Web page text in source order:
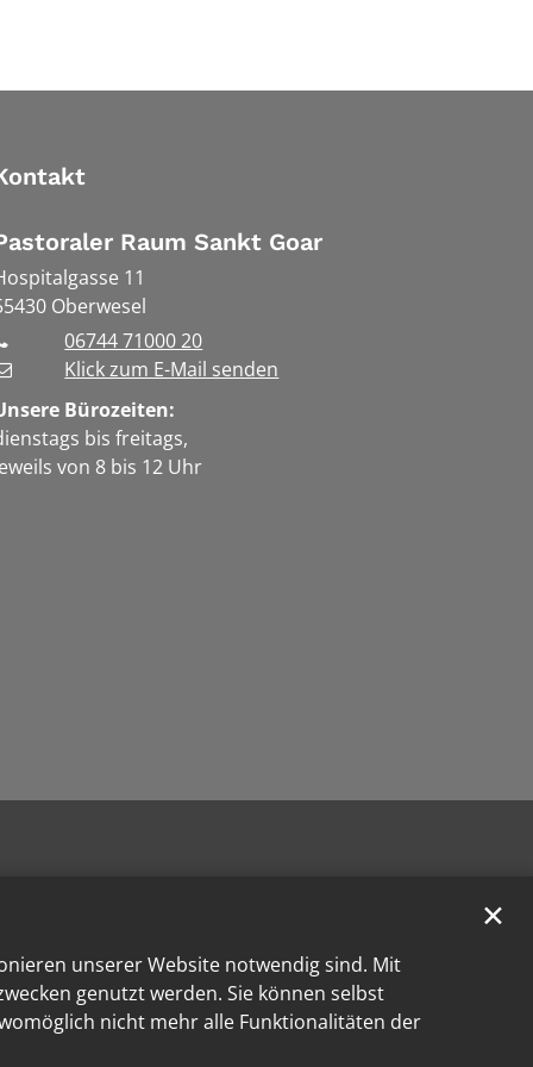
unserer Website notwendig sind. Mit
genutzt werden. Sie können selbst
nicht mehr alle Funktionalitäten der
✕
Raum Sankt Goar
11
Oberwesel
06744 71000 20
Klick zum E-Mail senden
Bürozeiten:
bis freitags,
von 8 bis 12 Uhr